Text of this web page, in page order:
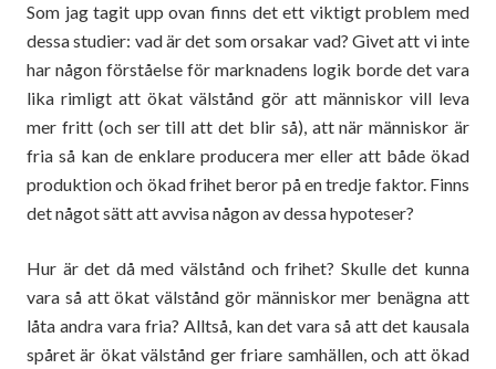
Som jag tagit upp ovan finns det ett viktigt problem med
dessa studier: vad är det som orsakar vad? Givet att vi inte
har någon förståelse för marknadens logik borde det vara
lika rimligt att ökat välstånd gör att människor vill leva
mer fritt (och ser till att det blir så), att när människor är
fria så kan de enklare producera mer eller att både ökad
produktion och ökad frihet beror på en tredje faktor. Finns
det något sätt att avvisa någon av dessa hypoteser?
Hur är det då med välstånd och frihet? Skulle det kunna
vara så att ökat välstånd gör människor mer benägna att
låta andra vara fria? Alltså, kan det vara så att det kausala
spåret är ökat välstånd ger friare samhällen, och att ökad